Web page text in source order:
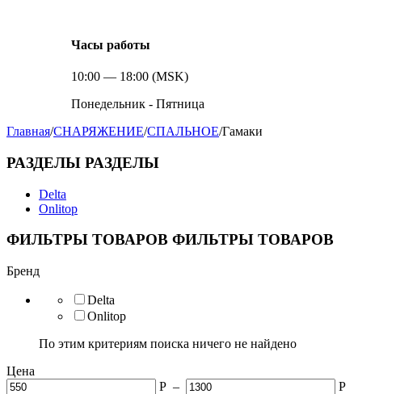
Часы работы
10:00 — 18:00 (MSK)
Понедельник - Пятница
Главная/СНАРЯЖЕНИЕ/СПАЛЬНОЕ/Гамаки
РАЗДЕЛЫ РАЗДЕЛЫ
Delta
Onlitop
ФИЛЬТРЫ ТОВАРОВ ФИЛЬТРЫ ТОВАРОВ
Бренд
Delta
Onlitop
По этим критериям поиска ничего не найдено
Цена
Р – Р